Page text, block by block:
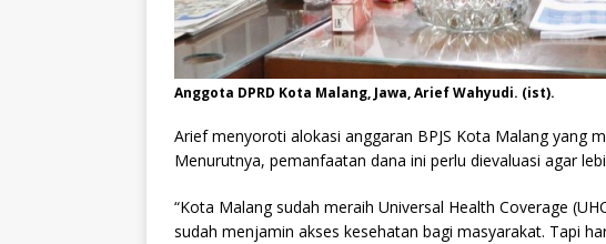
Anggota DPRD Kota Malang, Jawa, Arief Wahyudi. (ist).
Arief menyoroti alokasi anggaran BPJS Kota Malang yang
Menurutnya, pemanfaatan dana ini perlu dievaluasi agar
“Kota Malang sudah meraih Universal Health Coverage
sudah menjamin akses kesehatan bagi masyarakat. Tapi